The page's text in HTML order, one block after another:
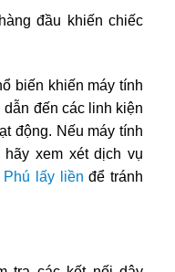
đầu khiến chiếc
biến khiến máy tính
đến các linh kiện
động. Nếu máy tính
xem xét dịch vụ
lấy liền để tránh